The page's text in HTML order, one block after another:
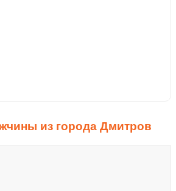
из города Дмитров